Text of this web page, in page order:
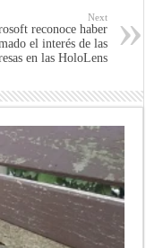
Next
reconoce haber
el interés de las
en las HoloLens